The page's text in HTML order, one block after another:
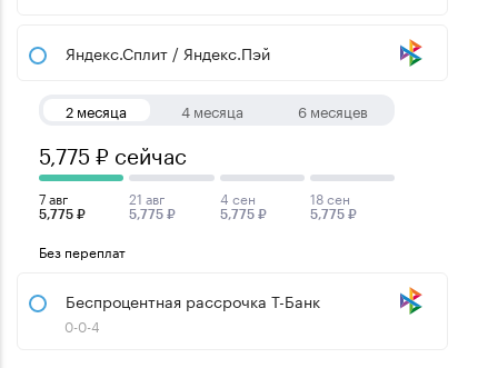
Яндекс.Сплит / Яндекс.Пэй
2 месяца 4 месяца 6 месяцев
5,775 ₽ сейчас
7 авг
5,775 ₽
21 авг
5,775 ₽
4 сен
5,775 ₽
18 сен
5,775 ₽
Без переплат
Беспроцентная рассрочка Т-Банк
0-0-4